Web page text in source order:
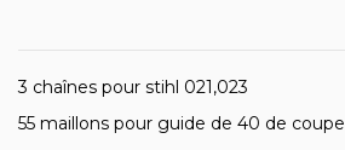
3 chaînes pour stihl 021,023
55 maillons pour guide de 40 de coupe